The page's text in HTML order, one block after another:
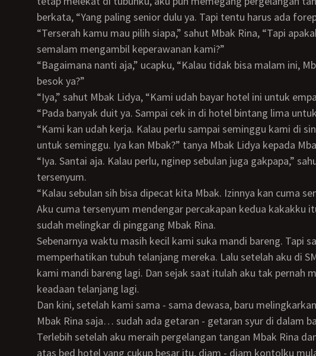
berkata, “Yang paling senior dulu ya. Tapi tentu harus ada
“Terserah kamu mau pilih siapa,” sahut Mbak Rina, “Tapi apakah kamu bisa dalam
semalam mengambil keperawanan kami?”
“Bagaimana nanti aja,” ucapku, “Kalau tidak bisa malam ini, Mbak Lidya kan bisa
besok ya?”
“Iya,” sahut Mbak Lidya, “Kami udah bayar hotel ini untuk
“Pada banyak duit ya. Sampai cek in di hotel bintang lima
“Kami kan udah kerja. Kalau perlu sampai seminggu kami di sini, karena izinnya juga
untuk seminggu. Iya kan Mbak?” tanya Mbak Lidya kepada
“Iya. Santai aja. Kalau perlu, nginep sebulan juga gakpapa,” sahut Mbak Rina sambil
tersenyum.
“Kalau sebulan sih bisa dipecat kita Mbak. Izinnya kan cuma
Aku cuma tersenyum mendengar percakapan kedua kakakku itu. Sementara lenganku
sudah melingkar di pinggang Mbak Rina.
Sebenarnya waktu masih kecil kami suka mandi bareng. Tapi saat itu aku tak pernah
memperhatikan tubuh telanjang mereka. Lalu setelah aku di
kami mandi bareng lagi. Dan sejak saat itulah aku tak pernah
keadaan telanjang lagi.
Dan kini, setelah kami sama - sama dewasa, baru melingkarkan lengan di pinggang
Mbak Rina saja… sudah ada getaran - getaran syur di dalam
Terlebih setelah aku meraih pergelangan tangan Mbak Rina dan sama - sama naik ke
atas bed hotel yang cukup besar itu, diam - diam kontolku